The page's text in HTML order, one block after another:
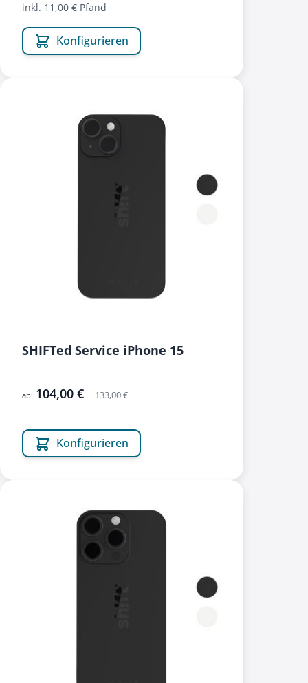
inkl. 11,00 € Pfand
Konfigurieren
SHIFTed Service iPhone 15
133,00 €
ab: 104,00 €
Konfigurieren